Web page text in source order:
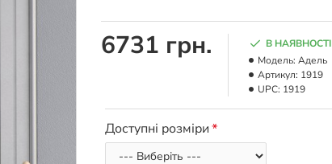
6731 грн.
В НАЯВНОСТІ
Модель: Адель
Артикул: 1919
UPC: 1919
Доступні розміри